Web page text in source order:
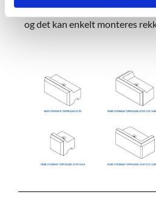
Toppløsningne gir bedre
og det kan enkelt monteres